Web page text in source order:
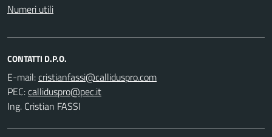
Numeri utili
CONTATTI D.P.O.
E-mail:
PEC:
Ing. Cristian FASSI